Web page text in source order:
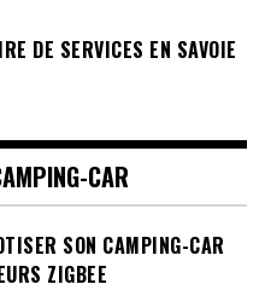
DE SERVICES EN SAVOIE
CAR
SON CAMPING-CAR
ZIGBEE